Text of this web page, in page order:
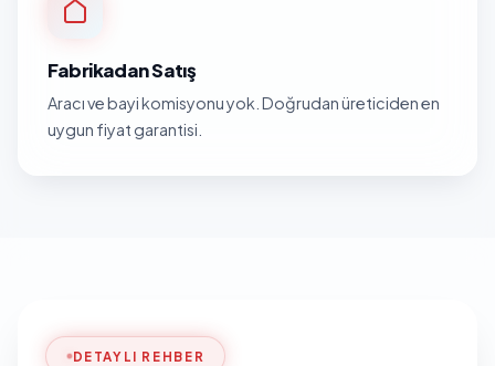
Fabrikadan Satış
Aracı ve bayi komisyonu yok. Doğrudan üreticiden en
uygun fiyat garantisi.
DETAYLI REHBER